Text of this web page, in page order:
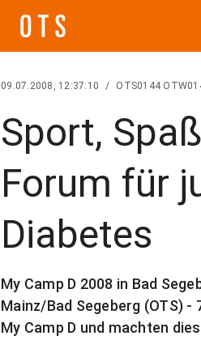
09.07.2008, 12:37:10 / OTS0144
Sport,
Forum für
Diabetes
My Camp D 2008 in Bad
Mainz/Bad Segeberg (OTS)
My Camp D und machten